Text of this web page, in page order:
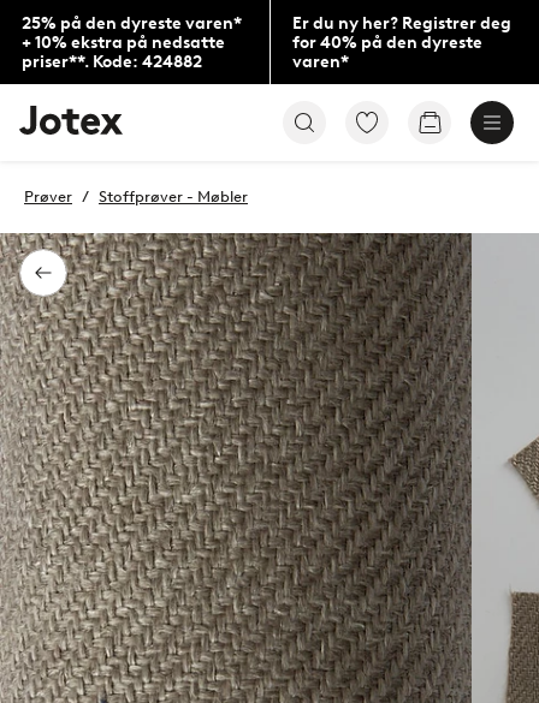
25% på den dyreste varen*
+ 10% ekstra på nedsatte
priser**. Kode: 424882
Er du ny her? Registrer deg
for 40% på den dyreste
varen*
Jotex’
logo
til
Gå
Gå
Tilbake
Prøver Stoffprøver - Møbler